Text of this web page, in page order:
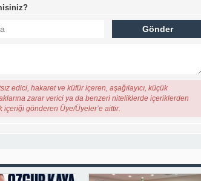
edici, hakaret ve küfür içeren, aşağılayıcı, küçük
zarar verici ya da benzeri niteliklerde içeriklerden
gönderen Üye/Üyeler’e aittir.